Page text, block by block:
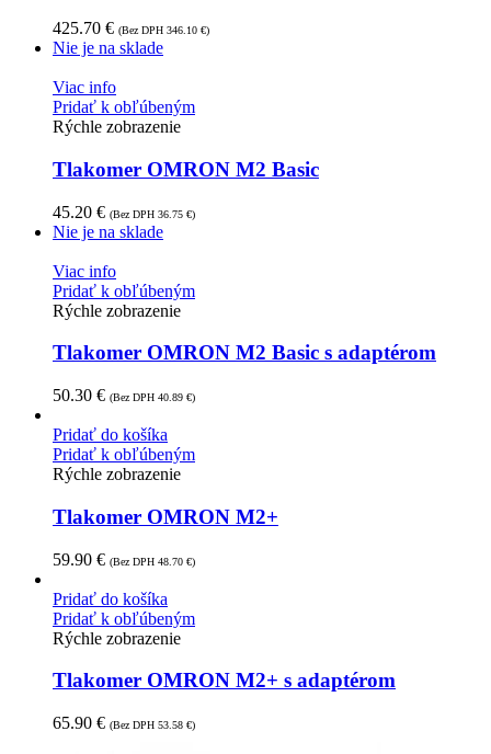
425.70 € (Bez DPH 346.10 €)
Nie je na sklade
Viac info
Pridať k obľúbeným
Rýchle zobrazenie
Tlakomer OMRON M2 Basic
45.20 € (Bez DPH 36.75 €)
Nie je na sklade
Viac info
Pridať k obľúbeným
Rýchle zobrazenie
Tlakomer OMRON M2 Basic s adaptérom
50.30 € (Bez DPH 40.89 €)
Pridať do košíka
Pridať k obľúbeným
Rýchle zobrazenie
Tlakomer OMRON M2+
59.90 € (Bez DPH 48.70 €)
Pridať do košíka
Pridať k obľúbeným
Rýchle zobrazenie
Tlakomer OMRON M2+ s adaptérom
65.90 € (Bez DPH 53.58 €)